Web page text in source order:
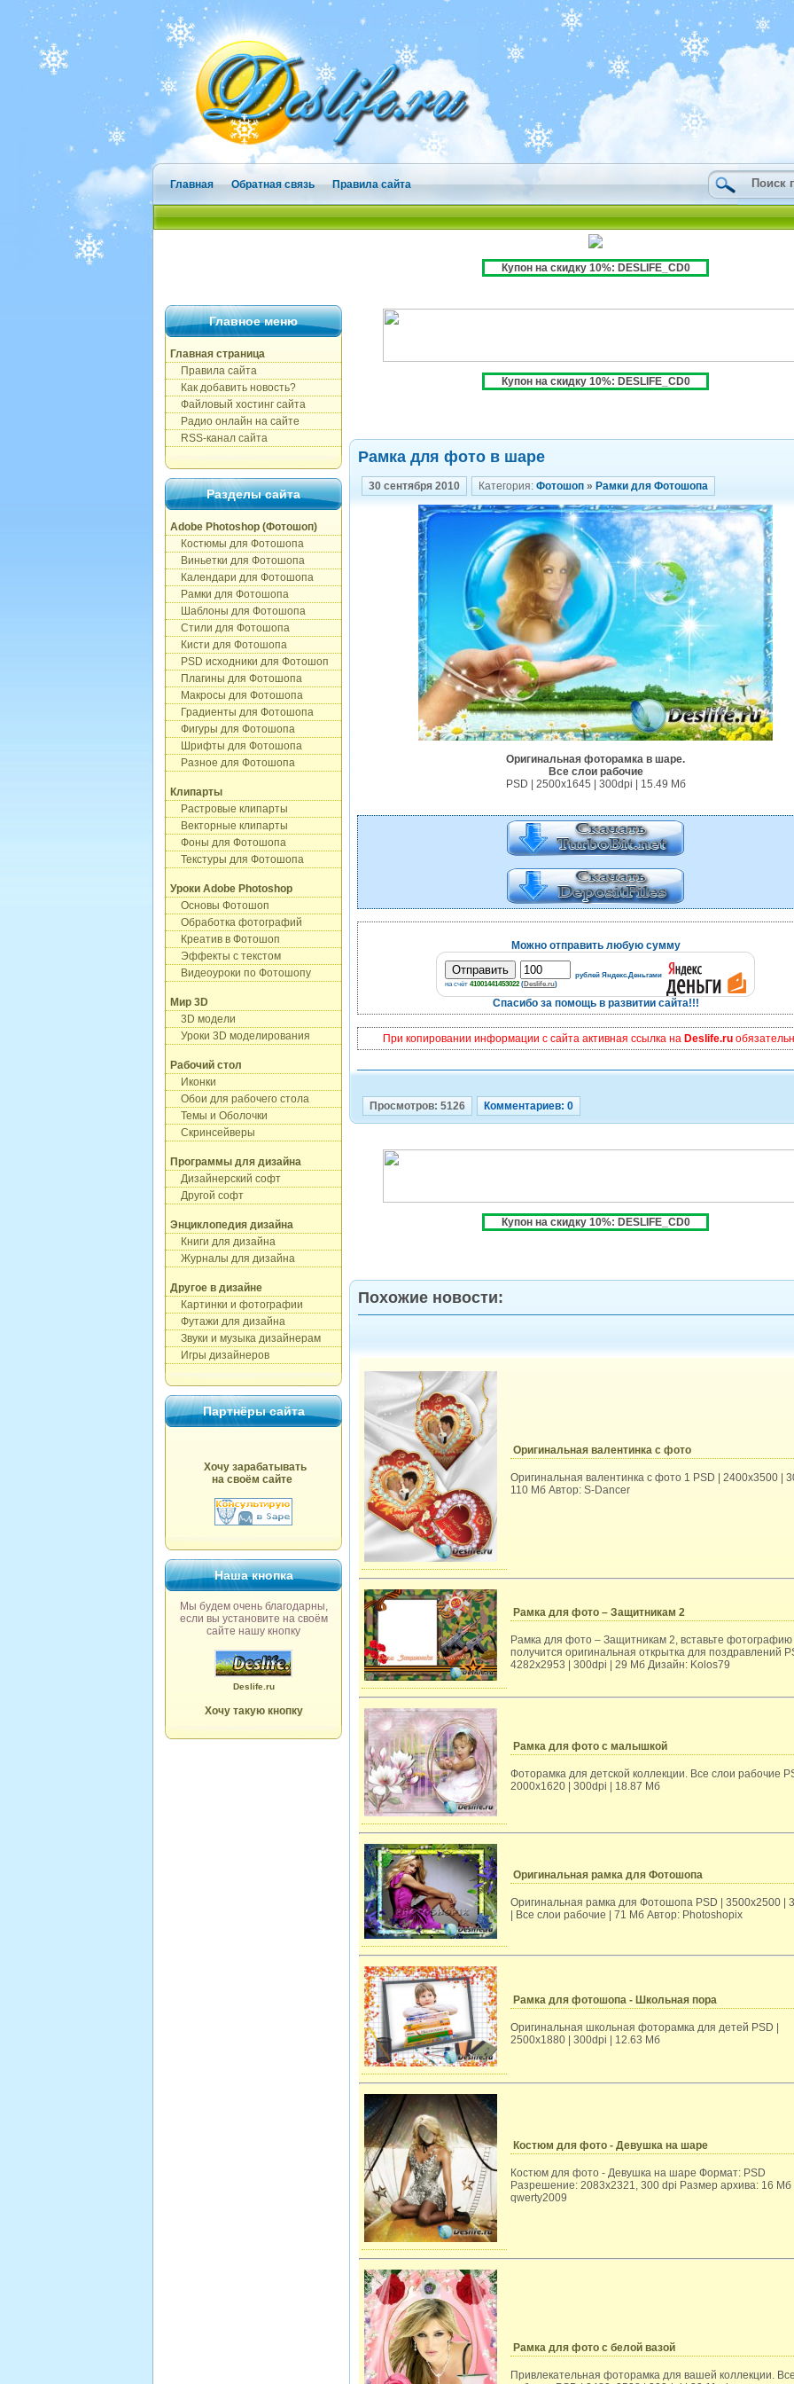
Главная Обратная связь Правила сайта
Купон на скидку 10%: DESLIFE_CD0
Главное меню
Главная страница
Правила сайта
Как добавить новость?
Файловый хостинг сайта
Радио онлайн на сайте
RSS-канал сайта
Разделы сайта
Adobe Photoshop (Фотошоп)
Костюмы для Фотошопа
Виньетки для Фотошопа
Календари для Фотошопа
Рамки для Фотошопа
Шаблоны для Фотошопа
Стили для Фотошопа
Кисти для Фотошопа
PSD исходники для Фотошоп
Плагины для Фотошопа
Макросы для Фотошопа
Градиенты для Фотошопа
Фигуры для Фотошопа
Шрифты для Фотошопа
Разное для Фотошопа
Клипарты
Растровые клипарты
Векторные клипарты
Фоны для Фотошопа
Текстуры для Фотошопа
Уроки Adobe Photoshop
Основы Фотошоп
Обработка фотографий
Креатив в Фотошоп
Эффекты с текстом
Видеоуроки по Фотошопу
Мир 3D
3D модели
Уроки 3D моделирования
Рабочий стол
Иконки
Обои для рабочего стола
Темы и Оболочки
Скринсейверы
Программы для дизайна
Дизайнерский софт
Другой софт
Энциклопедия дизайна
Книги для дизайна
Журналы для дизайна
Другое в дизайне
Картинки и фотографии
Футажи для дизайна
Звуки и музыка дизайнерам
Игры дизайнеров
Партнёры сайта
Хочу зарабатывать
на своём сайте
Наша кнопка
Мы будем очень благодарны,
если вы установите на своём
сайте нашу кнопку
Deslife.ru
Хочу такую кнопку
Купон на скидку 10%: DESLIFE_CD0
Рамка для фото в шаре
30 сентября 2010 Категория: Фотошоп » Рамки для Фотошопа
Оригинальная фоторамка в шаре.
Все слои рабочие
PSD | 2500х1645 | 300dpi | 15.49 Мб
Можно отправить любую сумму
рублей Яндекс.Деньгами
на счёт 41001441453022 (Deslife.ru)
Спасибо за помощь в развитии сайта!!!
При копировании информации с сайта активная ссылка на Deslife.ru
Просмотров: 5126 Комментариев: 0
Купон на скидку 10%: DESLIFE_CD0
Похожие новости:
Оригинальная валентинка с фото
Оригинальная валентинка с фото 1 PSD | 2400x3500 |
110 Мб Автор: S-Dancer
Рамка для фото – Защитникам 2
Рамка для фото – Защитникам 2, вставьте фотографию
получится оригинальная открытка для поздравлений
4282x2953 | 300dpi | 29 Мб Дизайн: Kolos79
Рамка для фото с малышкой
Фоторамка для детской коллекции. Все слои рабочие
2000х1620 | 300dpi | 18.87 Мб
Оригинальная рамка для Фотошопа
Оригинальная рамка для Фотошопа PSD | 3500х2500 |
| Все слои рабочие | 71 Mб Автор: Photoshopix
Рамка для фотошопа - Школьная пора
Оригинальная школьная фоторамка для детей PSD |
2500х1880 | 300dpi | 12.63 Мб
Костюм для фото - Девушка на шаре
Костюм для фото - Девушка на шаре Формат: PSD
Разрешение: 2083x2321, 300 dpi Размер архива: 16 Мб
qwerty2009
Рамка для фото с белой вазой
Привлекательная фоторамка для вашей коллекции.